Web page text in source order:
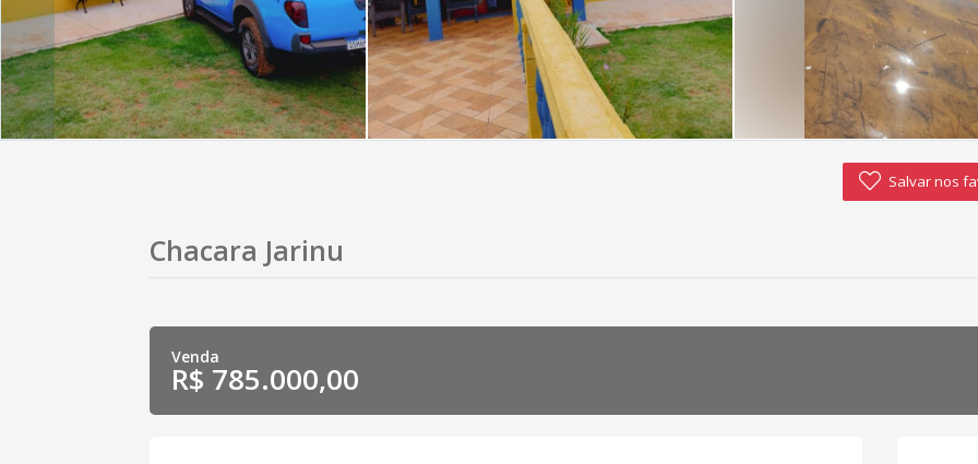
Salvar nos
Chacara Jarinu
Venda
R$ 785.000,00